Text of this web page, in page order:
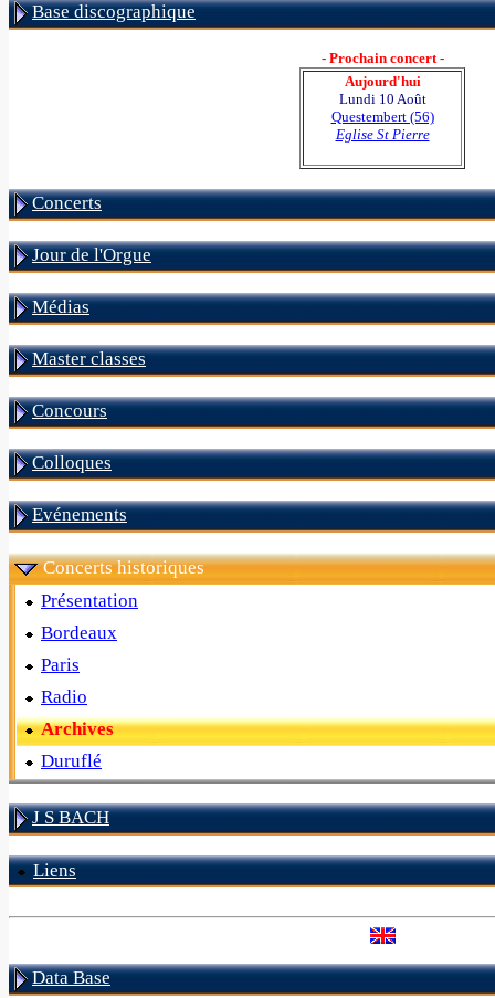
Base discographique
- Prochain concert -
Aujourd'hui
Lundi 10 Août
Questembert (56)
Eglise St Pierre
Concerts
Jour de l'Orgue
Médias
Master classes
Concours
Colloques
Evénements
Concerts historiques
Présentation
Bordeaux
Paris
Radio
Archives
Duruflé
J S BACH
Liens
Data Base